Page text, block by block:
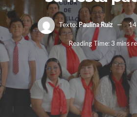
Texto: Paulina Ruiz
Reading Time: 3 mins